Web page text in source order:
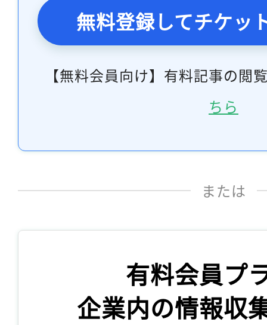
無料登録してチケッ
【無料会員向け】有料記事の閲
ちら
または
有料会員プ
企業内の情報収